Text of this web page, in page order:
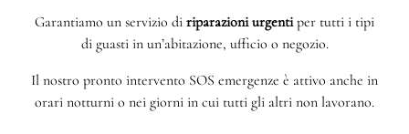
Garantiamo un servizio di riparazioni urgentiper tutti i tipi
di guasti in un’abitazione, ufficio o negozio.
Il nostro pronto intervento SOS emergenze è attivo anche in
orari notturni o nei giorni in cui tutti gli altri non lavorano.